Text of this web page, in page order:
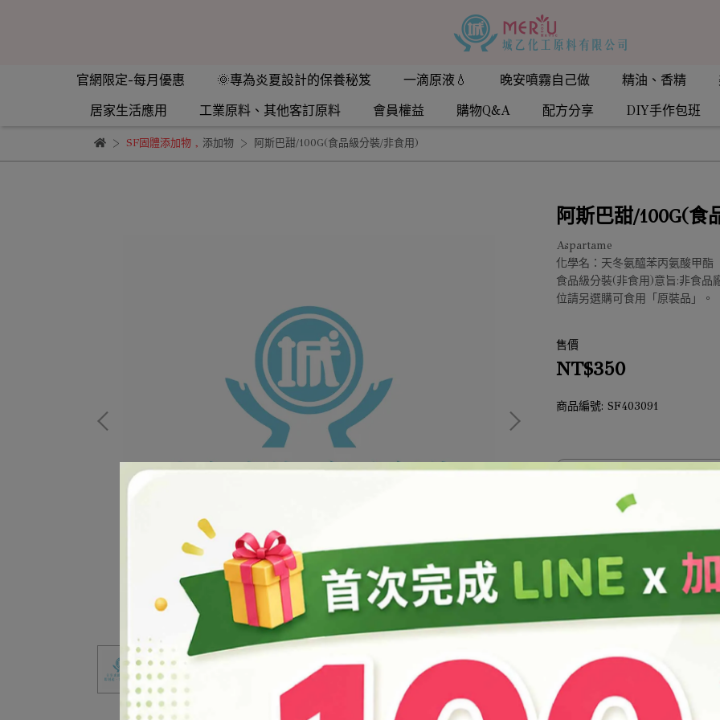
官網限定-每月優惠 🌞專為炎夏設計的保養秘笈 一滴原液💧 晚安噴霧自己做 精油、香精
居家生活應用
工業原料、其他客訂原料 會員權益 購物Q&A 配方分享 DIY手作包班
SF固體添加物, 添加物 阿斯巴甜/100G(食品級分裝/非食用)
阿斯巴甜/100G(食
Aspartame
化學名：天冬氨醯苯丙氨酸甲酯
食品級分裝(非食用)意旨:非食品
位請另選購可食用「原裝品」。
售價
NT$350
商品編號: SF403091
加入最愛